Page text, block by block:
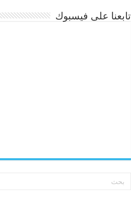
تابعنا على فيسبوك